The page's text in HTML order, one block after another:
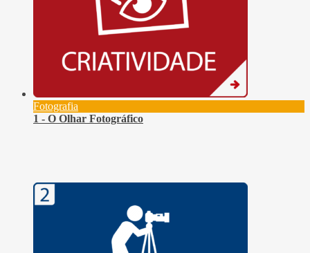
Fotografia
1 - O Olhar Fotográfico